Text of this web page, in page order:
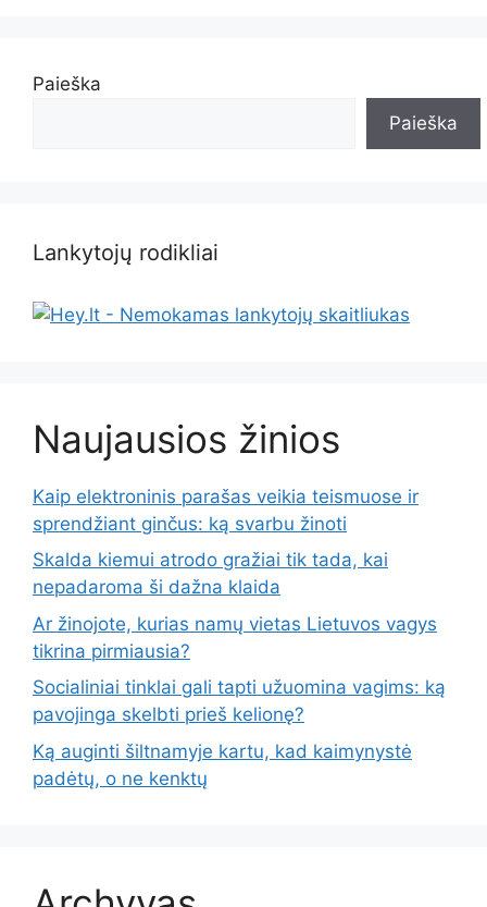
Paieška
Paieška
Lankytojų rodikliai
Naujausios žinios
Kaip elektroninis parašas veikia teismuose ir
sprendžiant ginčus: ką svarbu žinoti
Skalda kiemui atrodo gražiai tik tada, kai
nepadaroma ši dažna klaida
Ar žinojote, kurias namų vietas Lietuvos vagys
tikrina pirmiausia?
Socialiniai tinklai gali tapti užuomina vagims: ką
pavojinga skelbti prieš kelionę?
Ką auginti šiltnamyje kartu, kad kaimynystė
padėtų, o ne kenktų